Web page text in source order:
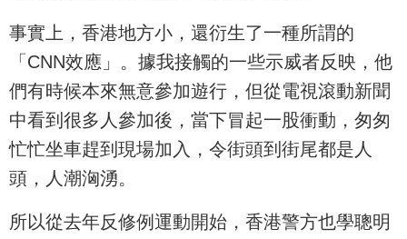
事實上，香港地方小，還衍生了一種所謂的
「CNN效應」。據我接觸的一些示威者反映，他
們有時候本來無意參加遊行，但從電視滾動新聞
中看到很多人參加後，當下冒起一股衝動，匆匆
忙忙坐車趕到現場加入，令街頭到街尾都是人
頭，人潮洶湧。
所以從去年反修例運動開始，香港警方也學聰明